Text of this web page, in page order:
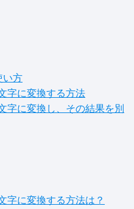
い方
字に変換する方法
字に変換し、その結果を別
字に変換する方法は？